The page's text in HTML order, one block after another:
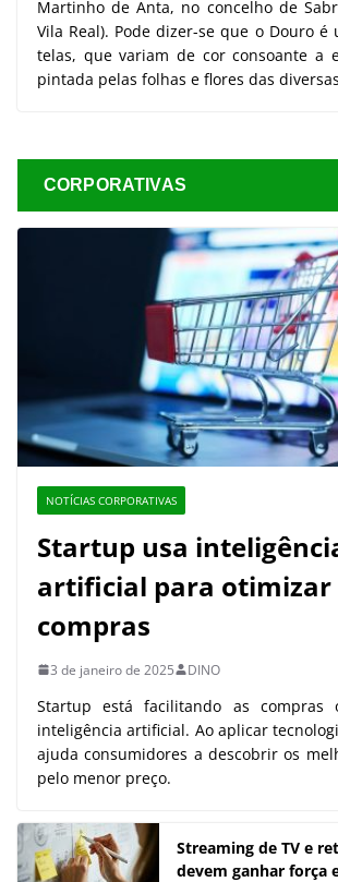
Martinho de Anta, no concelho de
Vila Real). Pode dizer-se que o Douro
telas, que variam de cor consoante a
pintada pelas folhas e flores das
CORPORATIVAS
NOTÍCIAS CORPORATIVAS
Startup usa
artificial para otimizar
compras
3 de janeiro de 2025 DINO
Startup está facilitando as compras
inteligência artificial. Ao aplicar
ajuda consumidores a descobrir os
pelo menor preço.
Streaming de TV e
devem ganhar força